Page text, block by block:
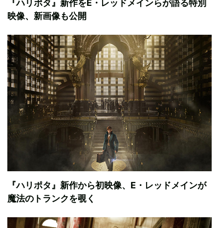
『ハリポタ』新作をE・レッドメインらが語る特別
映像、新画像も公開
『ハリポタ』新作から初映像、E・レッドメインが
魔法のトランクを覗く